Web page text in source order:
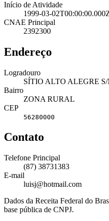
Início de Atividade
1999-03-
CNAE Principal
2392300
Endereço
Logradouro
SÍTIO ALTO ALEGRE S/
Bairro
ZONA RURAL
CEP
56280000
Contato
Telefone Principal
(87) 38731383
E-mail
luisj@hotmail.com
Dados da Receita Federal do
base pública de CNPJ.